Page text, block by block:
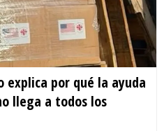
explica por qué la ayuda
llega a todos los